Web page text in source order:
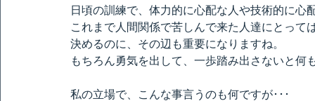
日頃の訓練で、体力的に心配な人や技術的に心
これまで人間関係で苦しんで来た人達にとって
決めるのに、その辺も重要になりますね。
もちろん勇気を出して、一歩踏み出さないと何
私の立場で、こんな事言うのも何ですが･･･